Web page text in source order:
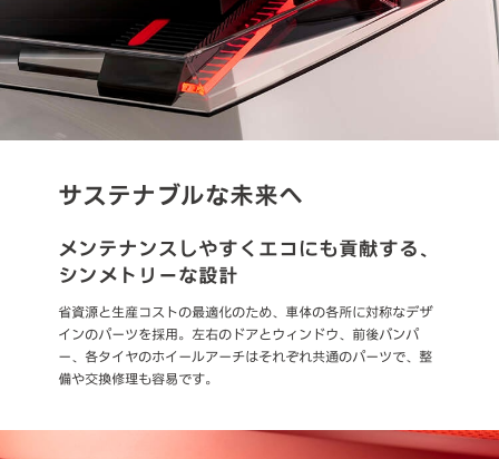
サステナブルな未来へ
メンテナンスしやすくエコにも貢献する、
シンメトリーな設計
省資源と生産コストの最適化のため、車体の各所に対称なデザ
インのパーツを採用。左右のドアとウィンドウ、前後バンパ
ー、各タイヤのホイールアーチはそれぞれ共通のパーツで、整
備や交換修理も容易です。